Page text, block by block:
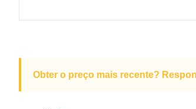
Obter o preço mais recente?